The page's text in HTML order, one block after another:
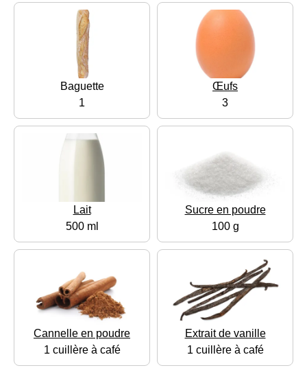
Baguette
1
Œufs
3
Lait
500 ml
Sucre en poudre
100 g
Cannelle en poudre
1 cuillère à café
Extrait de vanille
1 cuillère à café